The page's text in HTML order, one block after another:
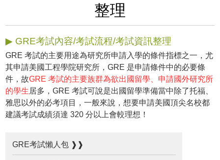
整理
▶ GRE考試內容/考試流程/考試資訊整理
GRE 考試的主要用途為研究所申請入學的條件指標之一，尤
其申請美國工程學院研究所，GRE 是申請條件中的必要條
件，故GRE 考試的主要族群為欲出國留學、申請國外研究所
的學生居多，GRE 考試可說是出國留學準備當中除了托福、
雅思以外的必考項目，一般來說，想要申請美國頂尖名校都
建議考試成績須達 320 分以上會較理想！
GRE考試懶人包 ❱❱